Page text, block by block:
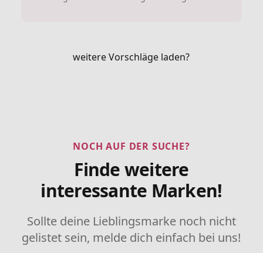
weitere Vorschläge laden?
NOCH AUF DER SUCHE?
Finde weitere
interessante Marken!
Sollte deine Lieblingsmarke noch nicht
gelistet sein, melde dich einfach bei uns!